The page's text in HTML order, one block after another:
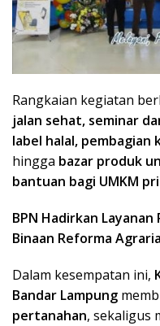
Rangkaian kegiatan
jalan sehat, seminar
label halal, pembagian
hingga bazar produk
bantuan bagi UMKM
BPN Hadirkan
Binaan Reforma Agraria
Dalam kesempatan ini,
Bandar Lampung
pertanahan, sekaligus